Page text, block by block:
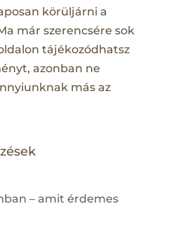
körüljárni a
már szerencsére sok
tájékozódhatsz
azonban ne
más az
– amit érdemes